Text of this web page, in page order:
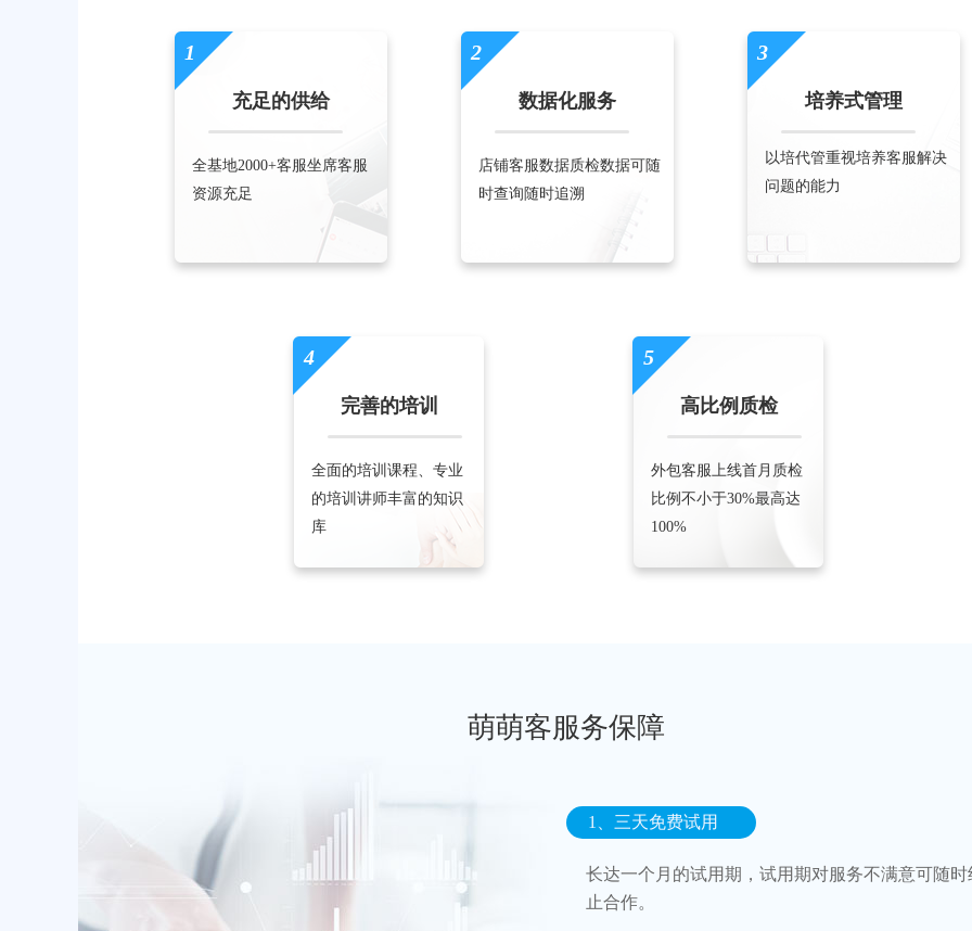
1
充足的供给
全基地2000+客服坐席客服
资源充足
2
数据化服务
店铺客服数据质检数据可随
时查询随时追溯
3
培养式管理
以培代管重视培养客服解决
问题的能力
4
完善的培训
全面的培训课程、专业
的培训讲师丰富的知识
库
5
高比例质检
外包客服上线首月质检
比例不小于30%最高达
100%
萌萌客服务保障
1、三天免费试用
长达一个月的试用期，试用期对服务不满意可随时
止合作。